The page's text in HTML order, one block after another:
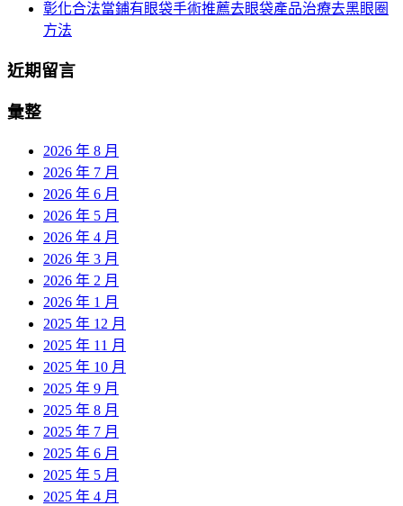
彰化合法當鋪有眼袋手術推薦去眼袋產品治療去黑眼圈
方法
近期留言
彙整
2026 年 8 月
2026 年 7 月
2026 年 6 月
2026 年 5 月
2026 年 4 月
2026 年 3 月
2026 年 2 月
2026 年 1 月
2025 年 12 月
2025 年 11 月
2025 年 10 月
2025 年 9 月
2025 年 8 月
2025 年 7 月
2025 年 6 月
2025 年 5 月
2025 年 4 月